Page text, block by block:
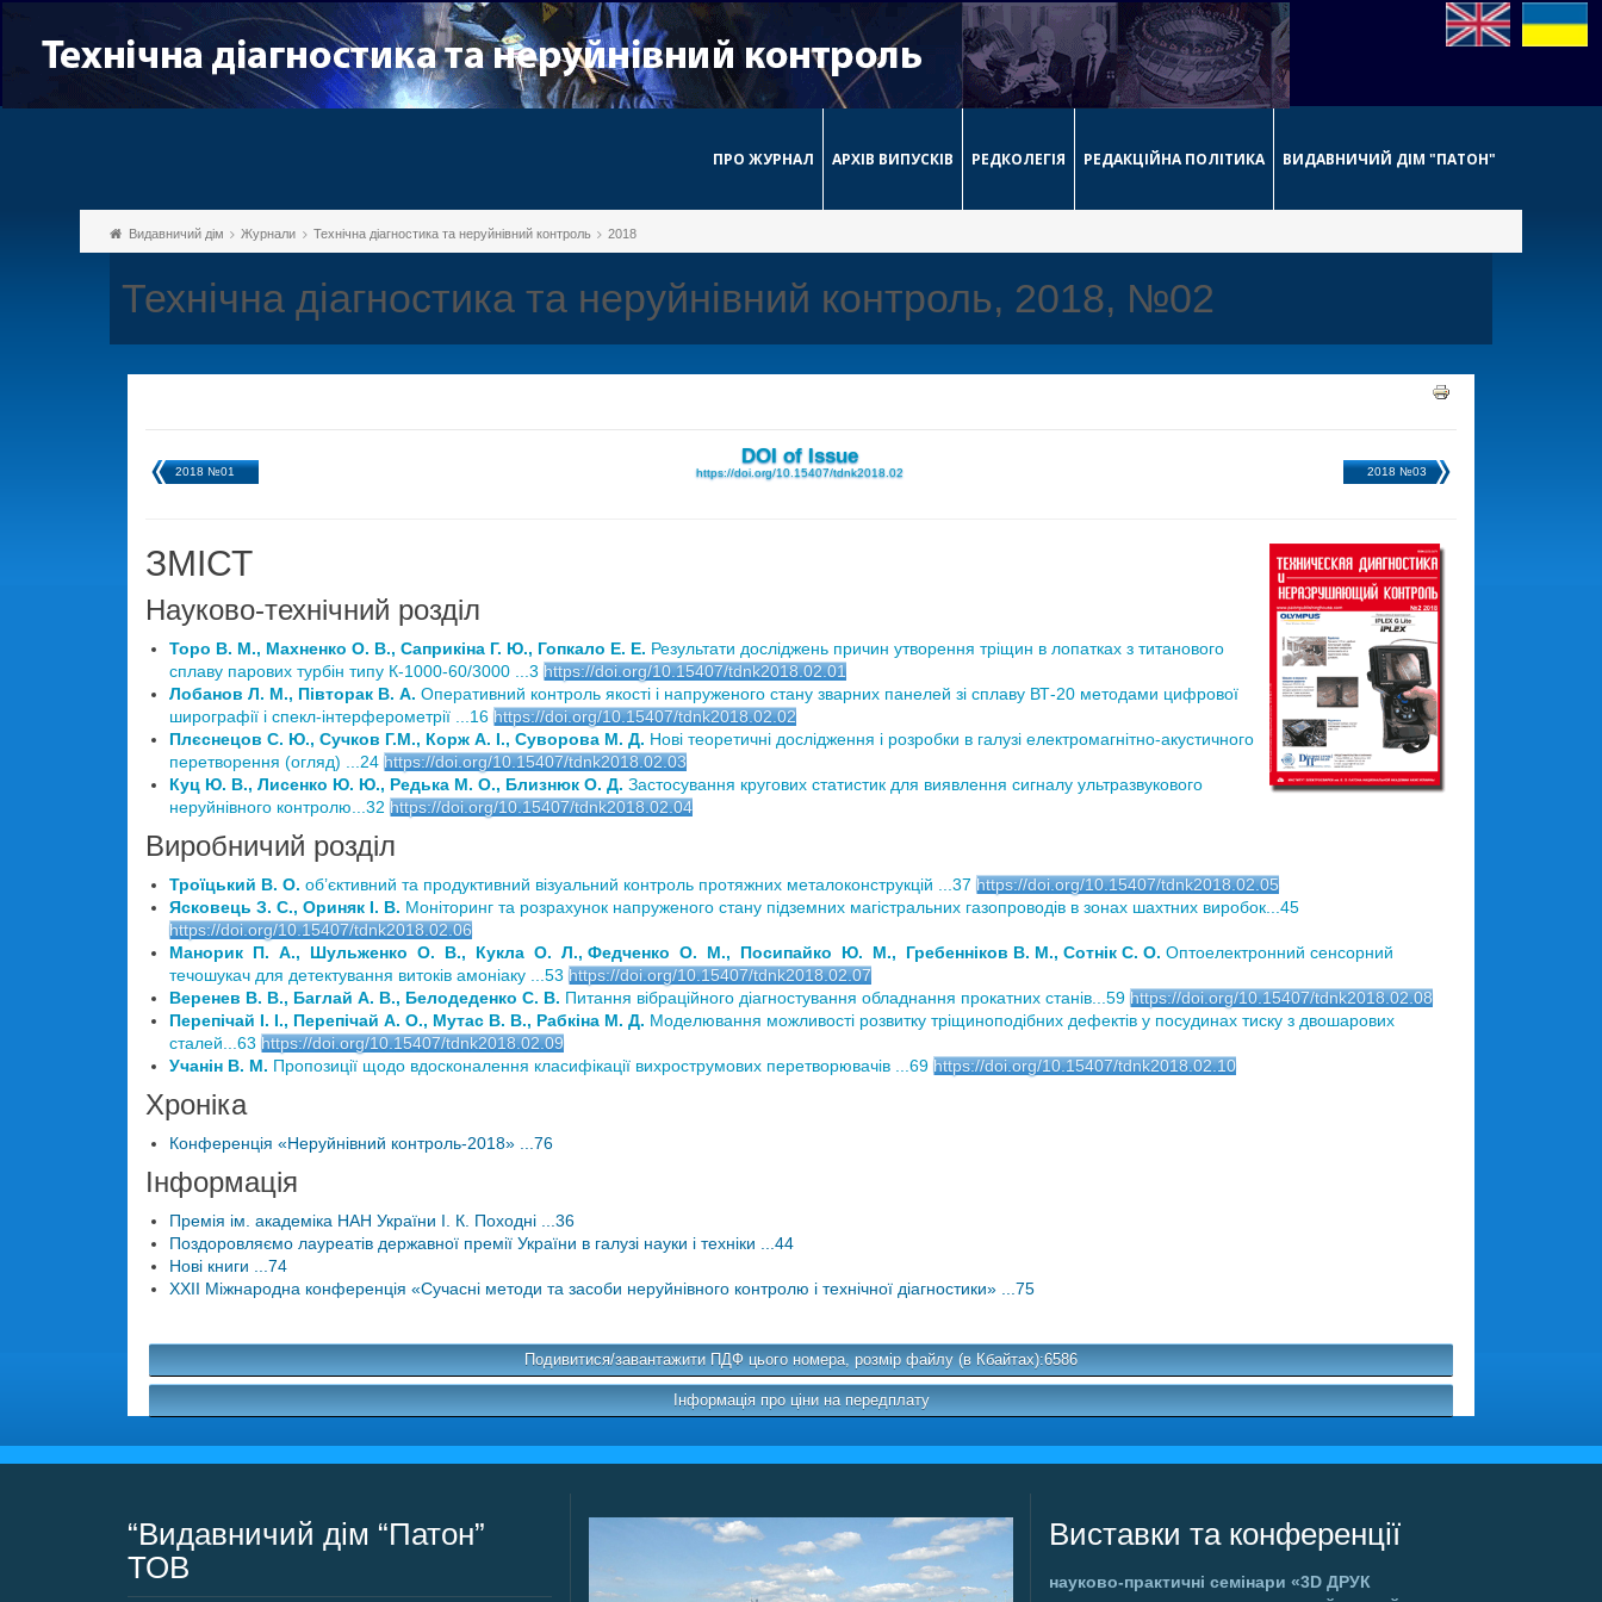
ПРО ЖУРНАЛ АРХІВ ВИПУСКІВ РЕДКОЛЕГІЯ РЕДАКЦІЙНА ПОЛІТИКА ВИДАВНИЧИЙ ДІМ "ПАТОН"
Видавничий дім Журнали Технічна діагностика та неруйнівний контроль 2018
Технічна діагностика та неруйнівний контроль, 2018, №02
2018 №01
DOI of Issue
https://doi.org/10.15407/tdnk2018.02 2018 №03
ЗМІСТ
Науково-технічний розділ
Торо В. М., Махненко О. В., Саприкіна Г. Ю., Гопкало Е. Е. Результати досліджень причин утворення тріщин в лопатках з титанового
сплаву парових турбін типу К-1000-60/3000 ...3 https://doi.org/10.15407/tdnk2018.02.01
Лобанов Л. М., Півторак В. А. Оперативний контроль якості і напруженого стану зварних панелей зі сплаву ВТ-20 методами цифрової
ширографії і спекл-інтерферометрії ...16 https://doi.org/10.15407/tdnk2018.02.02
Плєснецов С. Ю., Сучков Г.М., Корж А. І., Суворова М. Д. Нові теоретичні дослідження і розробки в галузі електромагнітно-акустичного
перетворення (огляд) ...24 https://doi.org/10.15407/tdnk2018.02.03
Куц Ю. В., Лисенко Ю. Ю., Редька М. О., Близнюк О. Д. Застосування кругових статистик для виявлення сигналу ультразвукового
неруйнівного контролю...32 https://doi.org/10.15407/tdnk2018.02.04
Виробничий розділ
Троїцький В. О. об’єктивний та продуктивний візуальний контроль протяжних металоконструкцій ...37 https://doi.org/10.15407/tdnk2018.02.05
Ясковець З. С., Ориняк І. В. Моніторинг та розрахунок напруженого стану підземних магістральних газопроводів в зонах шахтних виробок...45
https://doi.org/10.15407/tdnk2018.02.06
Манорик П. А., Шульженко О. В., Кукла О. Л., Федченко О. М., Посипайко Ю. М., Гребенніков В. М., Сотнік С. О. Оптоелектронний сенсорний
течошукач для детектування витоків амоніаку ...53 https://doi.org/10.15407/tdnk2018.02.07
Веренев В. В., Баглай А. В., Белодеденко С. В. Питання вібраційного діагностування обладнання прокатних станів...59 https://doi.org/10.15407/tdnk2018.02.08
Перепічай І. І., Перепічай А. О., Мутас В. В., Рабкіна М. Д. Моделювання можливості розвитку тріщиноподібних дефектів у посудинах тиску з двошарових
сталей...63 https://doi.org/10.15407/tdnk2018.02.09
Учанін В. М. Пропозиції щодо вдосконалення класифікації вихрострумових перетворювачів ...69 https://doi.org/10.15407/tdnk2018.02.10
Хроніка
Конференція «Неруйнівний контроль-2018» ...76
Інформація
Премія ім. академіка НАН України І. К. Походні ...36
Поздоровляємо лауреатів державної премії України в галузі науки і техніки ...44
Нові книги ...74
XXII Міжнародна конференція «Сучасні методи та засоби неруйнівного контролю і технічної діагностики» ...75
Подивитися/завантажити ПДФ цього номера, розмір файлу (в Кбайтах):6586
Інформація про ціни на передплату
“Видавничий дім “Патон”
ТОВ
Виставки та конференції
науково-практичні семінари«3D ДРУК